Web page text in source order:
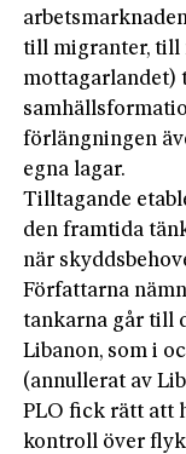
till migranter, till
mottagarlandet)
förlängningen
egna lagar.
Tilltagande
den framtida
när
Författarna
tankarna går till
Libanon, som i
(annullerat av
PLO fick rätt att
kontroll över